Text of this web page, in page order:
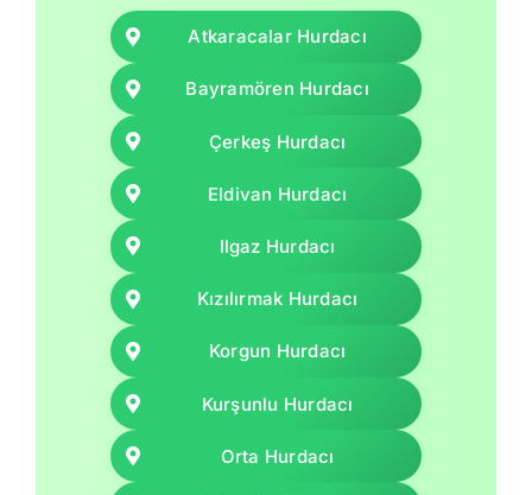
Atkaracalar Hurdacı
Bayramören Hurdacı
Çerkeş Hurdacı
Eldivan Hurdacı
Ilgaz Hurdacı
Kızılırmak Hurdacı
Korgun Hurdacı
Kurşunlu Hurdacı
Orta Hurdacı